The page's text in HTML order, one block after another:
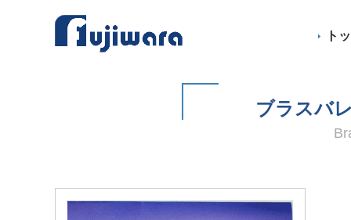
ト
ブラスバ